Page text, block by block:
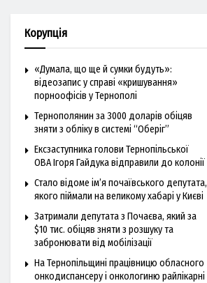
Корупція
«Думала, що ще й сумки будуть»:
відеозапис у справі «кришування»
порноофісів у Тернополі
Тернополянин за 3000 доларів обіцяв
зняти з обліку в системі “Оберіг”
Ексзаступника голови Тернопільської
ОВА Ігоря Гайдука відправили до колонії
Стало відоме ім’я почаївського депутата,
якого піймали на великому хабарі у Києві
Затримали депутата з Почаєва, який за
$10 тис. обіцяв зняти з розшуку та
забронювати від мобілізації
На Тернопільщині працівницю обласного
онкодиспансеру і онкологиню райлікарні